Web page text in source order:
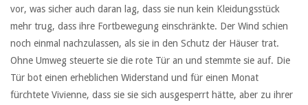
vor, was sicher auch daran lag, dass sie nun kein Kleidungsstück
mehr trug, dass ihre Fortbewegung einschränkte. Der Wind schien
noch einmal nachzulassen, als sie in den Schutz der Häuser trat.
Ohne Umweg steuerte sie die rote Tür an und stemmte sie auf. Die
Tür bot einen erheblichen Widerstand und für einen Monat
fürchtete Vivienne, dass sie sie sich ausgesperrt hätte, aber zu ihrer